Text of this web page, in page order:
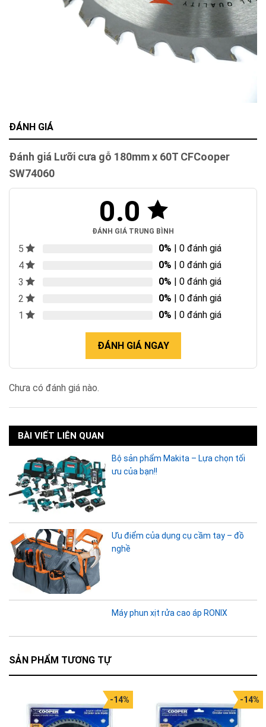
ĐÁNH GIÁ
Đánh giá Lưỡi cưa gỗ 180mm x 60T CFCooper
SW74060
0.0
ĐÁNH GIÁ TRUNG BÌNH
5 0% | 0 đánh giá
4
0% | 0 đánh giá
3
0% | 0 đánh giá
2
0% | 0 đánh giá
1
0% | 0 đánh giá
ĐÁNH GIÁ NGAY
Chưa có đánh giá nào.
BÀI VIẾT LIÊN QUAN
Bộ sản phẩm Makita – Lựa chọn tối
ưu của bạn!!
Ưu điểm của dụng cụ cầm tay – đồ
nghề
Máy phun xịt rửa cao áp RONIX
SẢN PHẨM TƯƠNG TỰ
-14% -14%